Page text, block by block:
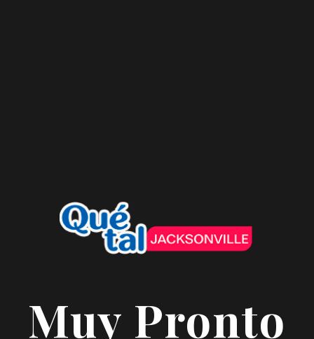
Muy Pronto